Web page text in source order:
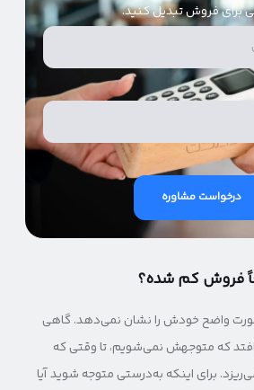
فروش تبدیل کنید.
درخواست مشاوره
فروش کم شده؟
واضح خودش را نشان نمی‌دهد. گاهی
که متوجهش نمی‌شویم، تا وقتی که
برای اینکه به‌درستی متوجه شوید آیا